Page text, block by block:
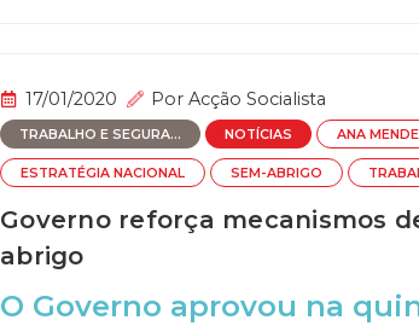
17/01/2020 Por Acção Socialista
TRABALHO E SEGURA... NOTÍCIAS ANA
ESTRATÉGIA NACIONAL SEM-ABRIGO
Governo reforça mecanismos
abrigo
O Governo aprovou na